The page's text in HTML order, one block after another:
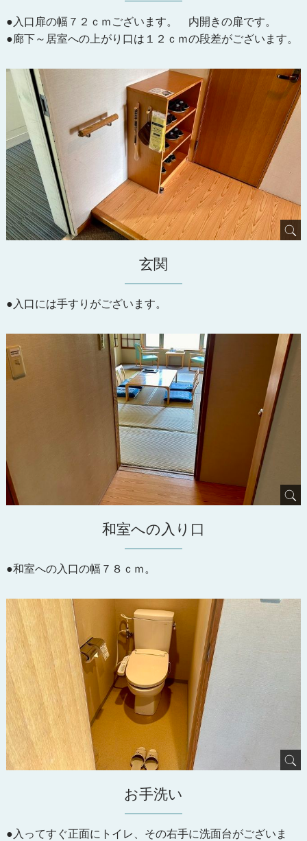
●入口扉の幅７２ｃｍございます。 内開きの扉です。
●廊下～居室への上がり口は１２ｃｍの段差がございます。
玄関
●入口には手すりがございます。
和室への入り口
●和室への入口の幅７８ｃｍ。
お手洗い
●入ってすぐ正面にトイレ、その右手に洗面台がございま